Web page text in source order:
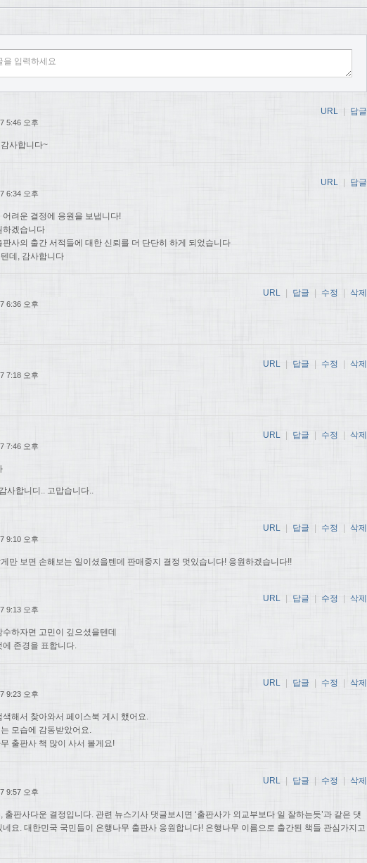
5:46 오후
사합니다~
URL | 답글
6:34 오후
어려운 결정에 응원을 보냅니다!
하겠습니다
판사의 출간 서적들에 대한 신뢰를 더 단단히 하게 되었습니다
데, 감사합니다
URL | 답글
6:36 오후
URL 답글 수정 삭제
7:18 오후
URL 답글 수정 삭제
7:46 오후
사합니디.. 고맙습니다..
URL 답글 수정 삭제
9:10 오후
만 보면 손해보는 일이셨을텐데 판매중지 결정 멋있습니다! 응원하겠습니다!!
URL | 답글 | 수정 | 삭제
9:13 오후
하자면 고민이 깊으셨을텐데
에 존경을 표합니다.
URL 답글 수정 삭제
9:23 오후
해서 찾아와서 페이스북 게시 했어요.
모습에 감동받았어요.
출판사 책 많이 사서 볼게요!
URL 답글 수정 삭제
9:57 오후
출판사다운 결정입니다. 관련 뉴스기사 댓글보시면 ‘출판사가 외교부보다 일 잘하는듯’과 같은 댓
네요. 대한민국 국민들이 은행나무 출판사 응원합니다! 은행나무 이름으로 출간된 책들 관심가지고
URL 답글 수정 삭제